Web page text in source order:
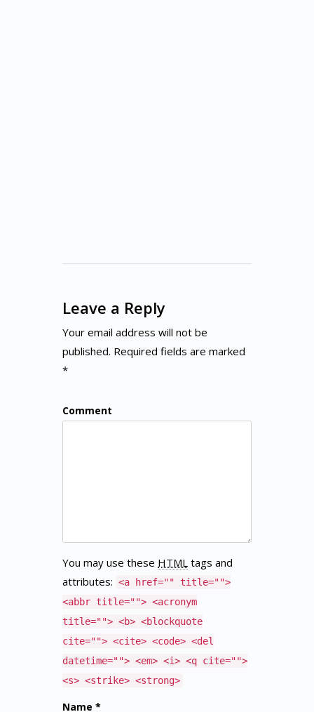
Leave a Reply
Your email address will not be
published. Required fields are marked
*
Comment
You may use these HTML tags and
attributes: <a href="" title="">
<abbr title=""> <acronym
title=""> <b> <blockquote
cite=""> <cite> <code> <del
datetime=""> <em> <i> <q cite="">
<s> <strike> <strong>
Name *